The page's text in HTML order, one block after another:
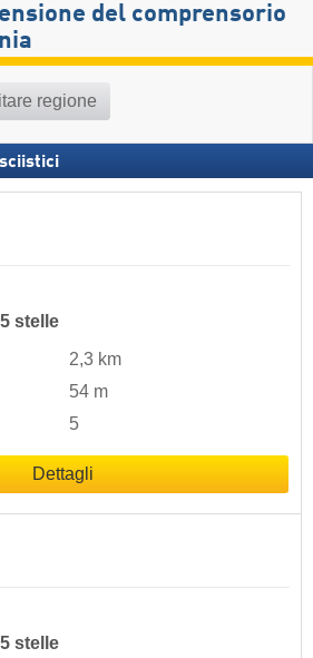
del comprensorio
regione
stelle
2,3 km
54 m
5
Dettagli
stelle